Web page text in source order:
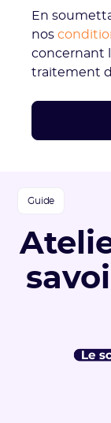
Guide
En
nos
concernant
traitement